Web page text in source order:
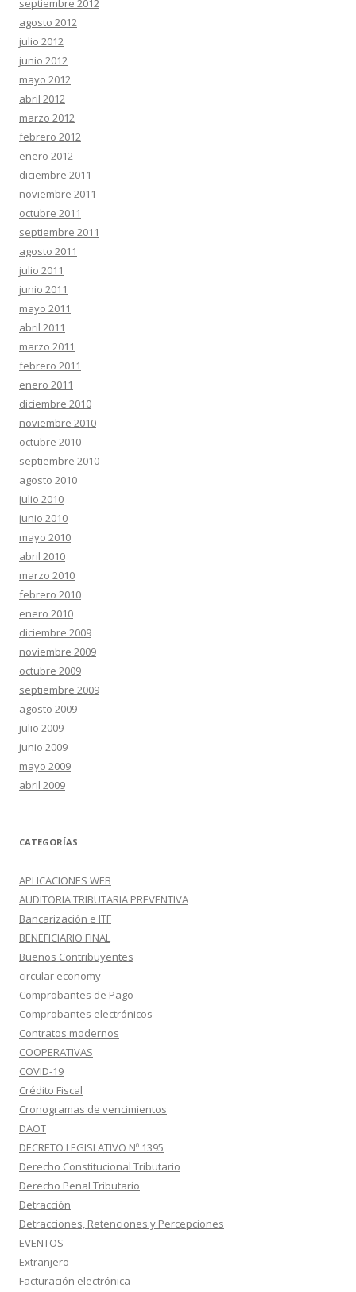
septiembre 2012
agosto 2012
julio 2012
junio 2012
mayo 2012
abril 2012
marzo 2012
febrero 2012
enero 2012
diciembre 2011
noviembre 2011
octubre 2011
septiembre 2011
agosto 2011
julio 2011
junio 2011
mayo 2011
abril 2011
marzo 2011
febrero 2011
enero 2011
diciembre 2010
noviembre 2010
octubre 2010
septiembre 2010
agosto 2010
julio 2010
junio 2010
mayo 2010
abril 2010
marzo 2010
febrero 2010
enero 2010
diciembre 2009
noviembre 2009
octubre 2009
septiembre 2009
agosto 2009
julio 2009
junio 2009
mayo 2009
abril 2009
CATEGORÍAS
APLICACIONES WEB
AUDITORIA TRIBUTARIA PREVENTIVA
Bancarización e ITF
BENEFICIARIO FINAL
Buenos Contribuyentes
circular economy
Comprobantes de Pago
Comprobantes electrónicos
Contratos modernos
COOPERATIVAS
COVID-19
Crédito Fiscal
Cronogramas de vencimientos
DAOT
DECRETO LEGISLATIVO Nº 1395
Derecho Constitucional Tributario
Derecho Penal Tributario
Detracción
Detracciones, Retenciones y Percepciones
EVENTOS
Extranjero
Facturación electrónica